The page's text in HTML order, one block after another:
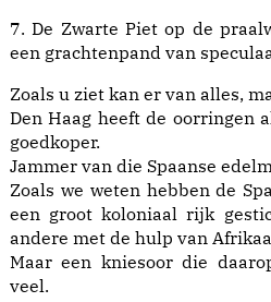
7. De Zwarte Piet op de
een grachtenpand van
Zoals u ziet kan er van alles,
Den Haag heeft de oorringen
goedkoper.
Jammer van die Spaanse
Zoals we weten hebben de
een groot koloniaal rijk
andere met de hulp van
Maar een kniesoor die
veel.